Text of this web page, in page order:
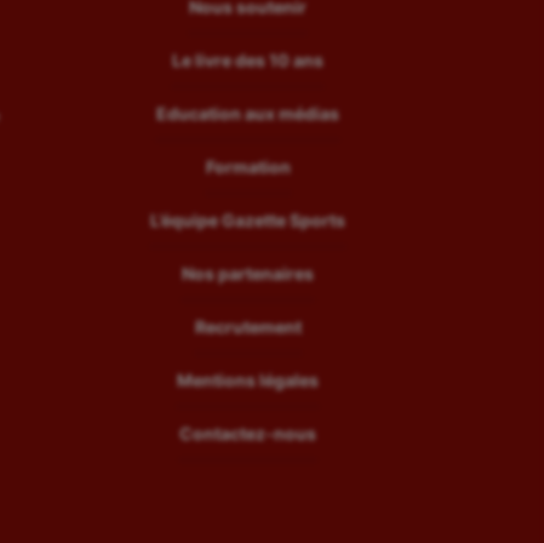
Nous soutenir
Le livre des 10 ans
Education aux médias
Formation
L’équipe Gazette Sports
Nos partenaires
Recrutement
Mentions légales
Contactez-nous